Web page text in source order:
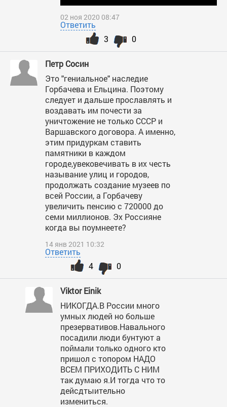
02 ноя 2020 08:47
Ответить
0
3
Петр Сосин
Это "гениальное" наследие
Горбачева и Ельцина. Поэтому
следует и дальше прославлять и
воздавать им почести за
уничтожение не только СССР и
Варшавского договора. А именно,
этим придуркам ставить
памятники в каждом
городе,увековечивать в их честь
называние улиц и городов,
продолжать создание музеев по
всей России, а Горбачеву
увеличить пенсию с 720000 до
семи миллионов. Эх Россияне
когда вы поумнеете?
14 янв 2021 10:32
Ответить
0
4
Viktor Einik
НИКОГДА.В России много
умных людей но больше
презервативов.Навального
посадили люди бунтуют а
поймали только одного кто
пришол с топором НАДО
ВСЕМ ПРИХОДИТЬ С НИМ
так думаю я.И тогда что то
дейсдтыительно
измениться.